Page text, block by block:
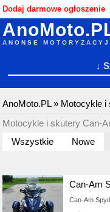
Dodaj darmowe ogłoszenie
ANONSE
↓
AnoMoto.PL» Motocykle i
Motocykle i skutery Can-
Wszystkie
Nowe
Can-Am
Can-Am